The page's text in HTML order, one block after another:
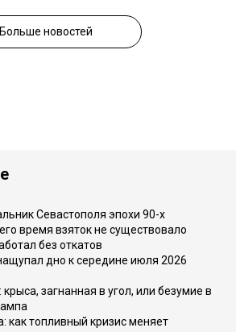
Больше новостей
Севастополя эпохи 90-х
время взяток не существовало
без откатов
дно к середине июля 2026
загнанная в угол, или безумие в
как топливный кризис меняет